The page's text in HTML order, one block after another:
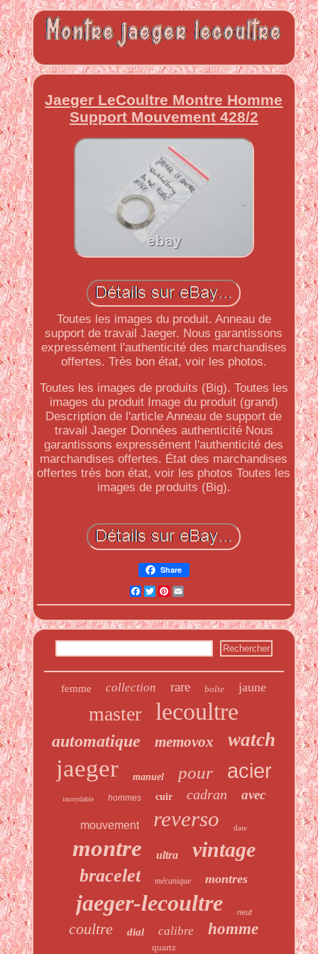
Jaeger LeCoultre Montre Homme
Support Mouvement 428/2
Toutes les images du produit. Anneau de
support de travail Jaeger. Nous garantissons
expressément l'authenticité des marchandises
offertes. Très bon état, voir les photos.
Toutes les images de produits (Big). Toutes les
images du produit Image du produit (grand)
Description de l'article Anneau de support de
travail Jaeger Données authenticité Nous
garantissons expressément l'authenticité des
marchandises offertes. État des marchandises
offertes très bon état, voir les photos Toutes les
images de produits (Big).
Share
Facebook
Twitter
Pinterest
Email
femme collection rare boîte jaune
master lecoultre
automatique memovox watch
jaeger manuel pour acier
inoxydable hommes cuir cadran avec
mouvement reverso date
montre ultra vintage
bracelet mécanique montres
jaeger-lecoultre neuf
coultre dial calibre homme
quartz